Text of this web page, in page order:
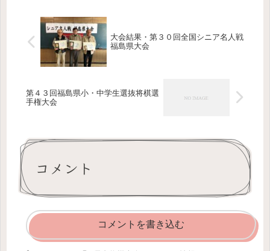
大会結果・第３０回全国シニア名人戦
福島県大会
第４３回福島県小・中学生選抜将棋選
手権大会
コメント
コメントを書き込む